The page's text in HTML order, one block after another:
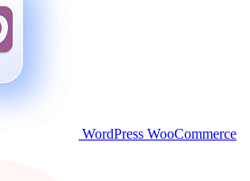
WordPress WooCommerce